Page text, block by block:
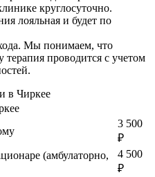
круглосуточно.
лояльная и будет по
Мы понимаем, что
терапия проводится с учетом
в Чиркее
3 500
₽
(амбулаторно,
4 500
₽